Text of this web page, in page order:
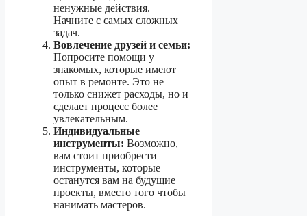
ненужные действия.
Начните с самых сложных
задач.
Вовлечение друзей и семьи:
Попросите помощи у
знакомых, которые имеют
опыт в ремонте. Это не
только снижет расходы, но и
сделает процесс более
увлекательным.
Индивидуальные
инструменты: Возможно,
вам стоит приобрести
инструменты, которые
останутся вам на будущие
проекты, вместо того чтобы
нанимать мастеров.